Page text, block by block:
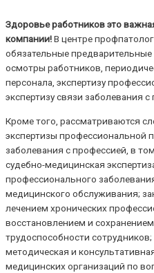
Здоровье работников это
компании!В центре
обязательные
осмотры работников,
персонала, экспертизу
экспертизу связи заболевания с
Кроме того, рассматриваются
экспертизы профессиональной
заболевания с профессией, в
судебно-медицинская
профессионального
медицинского обслуживания;
лечением хронических
восстановлением и
трудоспособности
методическая и
медицинских организаций по